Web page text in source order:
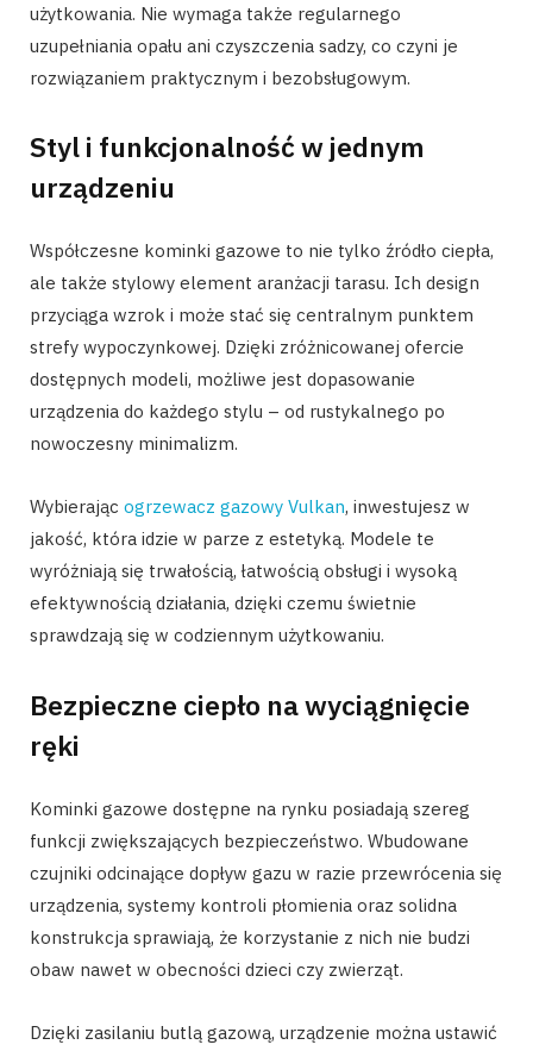
użytkowania. Nie wymaga także regularnego
uzupełniania opału ani czyszczenia sadzy, co czyni je
rozwiązaniem praktycznym i bezobsługowym.
Styl i funkcjonalność w jednym
urządzeniu
Współczesne kominki gazowe to nie tylko źródło ciepła,
ale także stylowy element aranżacji tarasu. Ich design
przyciąga wzrok i może stać się centralnym punktem
strefy wypoczynkowej. Dzięki zróżnicowanej ofercie
dostępnych modeli, możliwe jest dopasowanie
urządzenia do każdego stylu – od rustykalnego po
nowoczesny minimalizm.
Wybierając ogrzewacz gazowy Vulkan, inwestujesz w
jakość, która idzie w parze z estetyką. Modele te
wyróżniają się trwałością, łatwością obsługi i wysoką
efektywnością działania, dzięki czemu świetnie
sprawdzają się w codziennym użytkowaniu.
Bezpieczne ciepło na wyciągnięcie
ręki
Kominki gazowe dostępne na rynku posiadają szereg
funkcji zwiększających bezpieczeństwo. Wbudowane
czujniki odcinające dopływ gazu w razie przewrócenia się
urządzenia, systemy kontroli płomienia oraz solidna
konstrukcja sprawiają, że korzystanie z nich nie budzi
obaw nawet w obecności dzieci czy zwierząt.
Dzięki zasilaniu butlą gazową, urządzenie można ustawić